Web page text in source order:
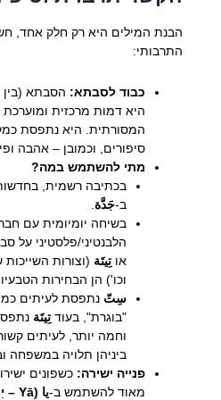
הבנת המילים היא רק חלק אחד,
התרבותי:
כבוד לסבתא: הסבתא
היא דמות מרכזית
המסורתית. היא נתפסת
סיפורים, וכמובן – אהבה
מתי להשתמש במה?
בכתיבה רשמית,
ב-جَدَّة
בשיחה יומיומית עם
הלבנטיני/פלסטיני על
או تِيتَة (וצורות השייכות
וכו') הן הבחירות
سِتّ נתפסת לעיתים
"בוגרת", בעוד تِيتَة
וחמה יותר, לעיתים
ביניהן תלויה במשפחה
פנייה ישירה: כשפונים
מאוד להשתמש ב-يا (Yā – יַא)